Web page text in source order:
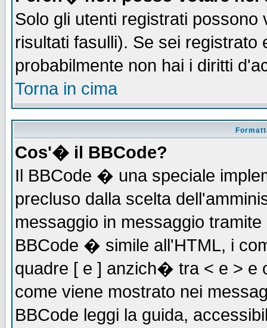
Solo gli utenti registrati
risultati fasulli). Se sei
probabilmente non hai i diritti
Torna in cima
Cos'� il BBCode?
Il BBCode � una speciale
precluso dalla scelta
messaggio in messaggio
BBCode � simile all'HTML, i
quadre [ e ] anzich� tra < e > e
come viene mostrato nei
BBCode leggi la guida,